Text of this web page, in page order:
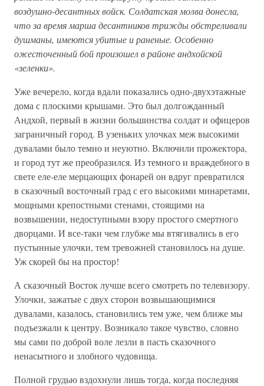
воздушно-десантных войск. Солдатская молва донесла,
что за время марша десантников трижды обстреливали
душманы, имеются убитые и раненые. Особенно
ожесточенный бой произошел в районе андхойской
«зеленки».
Уже вечерело, когда вдали показались одно-двухэтажные
дома с плоскими крышами. Это был долгожданный
Андхой, первый в жизни большинства солдат и офицеров
заграничный город. В узеньких улочках меж высокими
дувалами было темно и неуютно. Включили прожектора,
и город тут же преобразился. Из темного и враждебного в
свете еле-еле мерцающих фонарей он вдруг превратился
в сказочный восточный град с его высокими минаретами,
мощными крепостными стенами, стоящими на
возвышении, недоступными взору простого смертного
дворцами. И все-таки чем глубже мы втягивались в его
пустынные улочки, тем тревожней становилось на душе.
Уж скорей бы на простор!
А сказочный Восток лучше всего смотреть по телевизору.
Улочки, зажатые с двух сторон возвышающимися
дувалами, казалось, становились тем уже, чем ближе мы
подъезжали к центру. Возникало такое чувство, словно
мы сами по доброй воле лезли в пасть сказочного
ненасытного и злобного чудовища.
Полной грудью вздохнули лишь тогда, когда последняя